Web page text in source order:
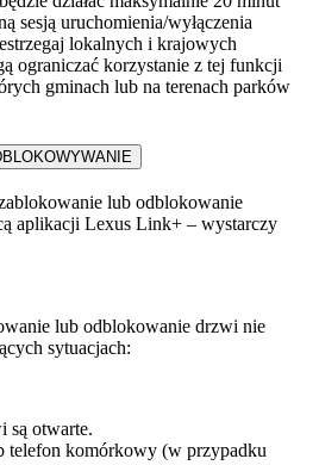
sesją uruchomienia/wyłączenia
lokalnych i krajowych
ograniczać korzystanie z tej funkcji
gminach lub na terenach parków
lub odblokowanie
aplikacji Lexus Link+ – wystarczy
lub odblokowanie drzwi nie
sytuacjach:
są otwarte.
telefon komórkowy (w przypadku